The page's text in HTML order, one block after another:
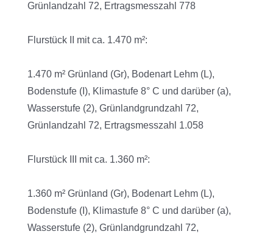
Grünlandzahl 72, Ertragsmesszahl 778
Flurstück II mit ca. 1.470 m²:
1.470 m² Grünland (Gr), Bodenart Lehm (L),
Bodenstufe (I), Klimastufe 8° C und darüber (a),
Wasserstufe (2), Grünlandgrundzahl 72,
Grünlandzahl 72, Ertragsmesszahl 1.058
Flurstück III mit ca. 1.360 m²:
1.360 m² Grünland (Gr), Bodenart Lehm (L),
Bodenstufe (I), Klimastufe 8° C und darüber (a),
Wasserstufe (2), Grünlandgrundzahl 72,